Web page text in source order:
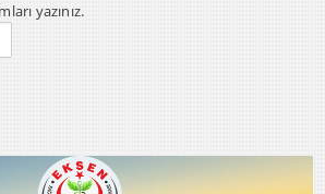
yazınız.